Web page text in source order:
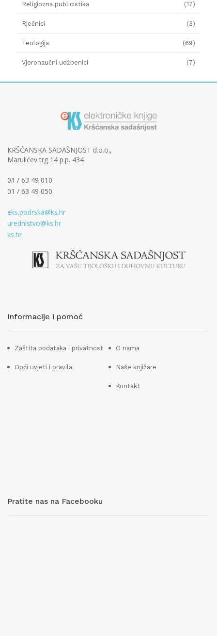
Religiozna publicistika (17)
Rječnici (3)
Teologija (69)
Vjeronaučni udžbenici (7)
KRŠĆANSKA SADAŠNJOST d.o.o.,
Marulićev trg 14 p.p. 434
01 / 63 49 010
01 / 63 49 050
eks.podrska@ks.hr
urednistvo@ks.hr
ks.hr
Informacije i pomoć
Zaštita podataka i privatnost
Opći uvjeti i pravila
O nama
Naše knjižare
Kontakt
Pratite nas na Facebooku